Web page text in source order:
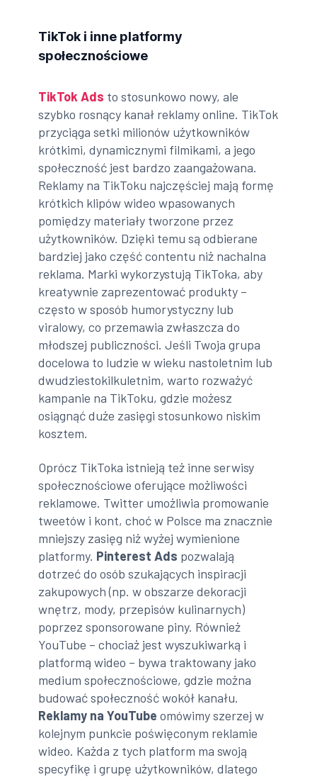
TikTok i inne platformy
społecznościowe
TikTok Ads to stosunkowo nowy, ale
szybko rosnący kanał reklamy online. TikTok
przyciąga setki milionów użytkowników
krótkimi, dynamicznymi filmikami, a jego
społeczność jest bardzo zaangażowana.
Reklamy na TikToku najczęściej mają formę
krótkich klipów wideo wpasowanych
pomiędzy materiały tworzone przez
użytkowników. Dzięki temu są odbierane
bardziej jako część contentu niż nachalna
reklama. Marki wykorzystują TikToka, aby
kreatywnie zaprezentować produkty –
często w sposób humorystyczny lub
viralowy, co przemawia zwłaszcza do
młodszej publiczności. Jeśli Twoja grupa
docelowa to ludzie w wieku nastoletnim lub
dwudziestokilkuletnim, warto rozważyć
kampanie na TikToku, gdzie możesz
osiągnąć duże zasięgi stosunkowo niskim
kosztem.
Oprócz TikToka istnieją też inne serwisy
społecznościowe oferujące możliwości
reklamowe. Twitter umożliwia promowanie
tweetów i kont, choć w Polsce ma znacznie
mniejszy zasięg niż wyżej wymienione
platformy. Pinterest Ads pozwalają
dotrzeć do osób szukających inspiracji
zakupowych (np. w obszarze dekoracji
wnętrz, mody, przepisów kulinarnych)
poprzez sponsorowane piny. Również
YouTube – chociaż jest wyszukiwarką i
platformą wideo – bywa traktowany jako
medium społecznościowe, gdzie można
budować społeczność wokół kanału.
Reklamy na YouTube omówimy szerzej w
kolejnym punkcie poświęconym reklamie
wideo. Każda z tych platform ma swoją
specyfikę i grupę użytkowników, dlatego